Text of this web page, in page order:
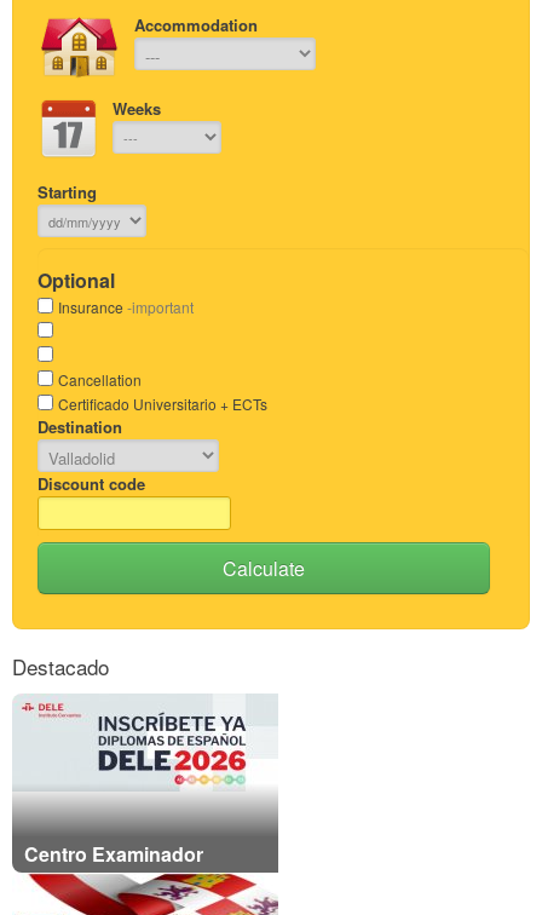
Accommodation
Weeks
Starting
Optional
Insurance -important
Cancellation
Certificado Universitario + ECTs
Destination
Discount code
Calculate
Destacado
Centro Examinador